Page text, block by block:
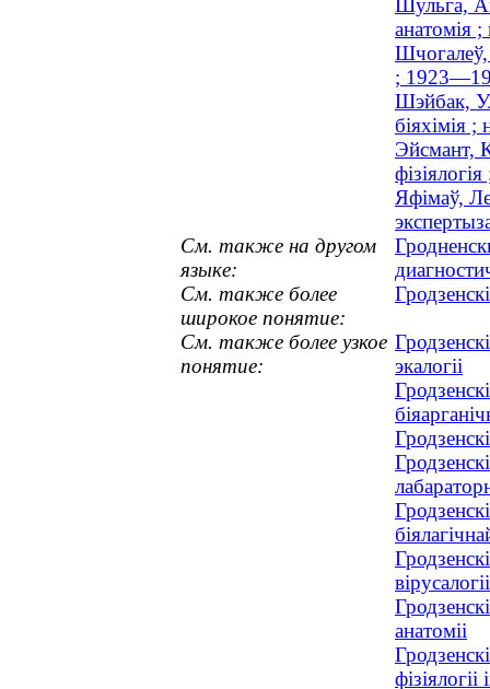
Шульга,
анатомія
;
Шэйбак,
біяхімія ;
Эйсмант,
Яфімаў,
См. также на другом
языке:
См. также более
широкое понятие:
См. также более узкое
понятие:
экалогіі
анатоміі